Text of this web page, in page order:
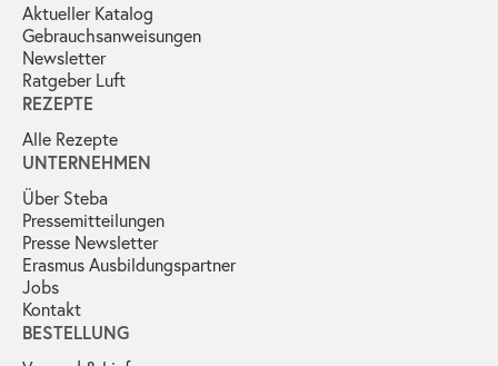
Aktueller Katalog
Gebrauchs­anweisungen
Newsletter
Ratgeber Luft
REZEPTE
Alle Rezepte
UNTERNEHMEN
Über Steba
Pressemitteilungen
Presse Newsletter
Erasmus Ausbildungspartner
Jobs
Kontakt
BESTELLUNG